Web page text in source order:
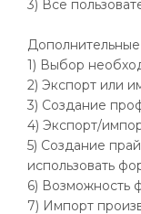
3) Все
1) Выбор
2) Экспорт или
3) Создание
4) Экспорт/
5) Создание
использовать
6) Возможность
7) Импорт